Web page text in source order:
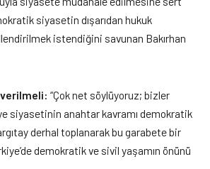
siyasetin dışarıdan hukuk
istendiğini savunan Bakırhan
“Çok net söylüyoruz; bizler
siyasetinin anahtar kavramı demokratik
derhal toplanarak bu garabete bir
demokratik ve sivil yaşamın önünü